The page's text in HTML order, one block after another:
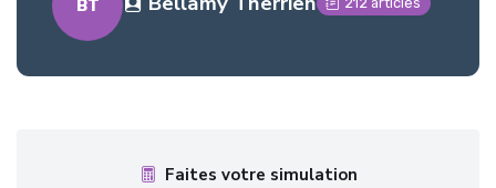
BT
Faites votre simulation